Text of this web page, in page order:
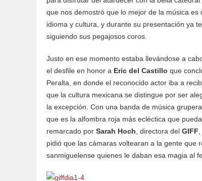
que nos demostró que lo mejor de la música
idioma y cultura, y durante su presentación ya
siguiendo sus pegajosos coros.
Justo en ese momento estaba llevándose a
el desfile en honor a Eric del Castillo que
Peralta, en donde el reconocido actor iba a
que la cultura mexicana se distingue por ser
la excepción. Con una banda de música
que es la alfombra roja más ecléctica que
remarcado por Sarah Hoch , directora del GIFF
pidió que las cámaras voltearan a la gente que
sanmiguelense quienes le daban esa magia al